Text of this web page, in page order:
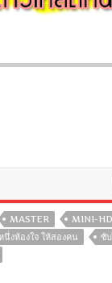
MASTER MINI-HD
งห้องใจ ให้สองคน
ซั